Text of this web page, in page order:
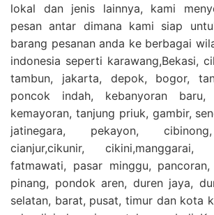
lokal dan jenis lainnya, kami
pesan antar dimana kami siap
barang pesanan anda ke berbagai
indonesia seperti karawang,Bekasi,
tambun, jakarta, depok, bogor,
poncok indah, kebanyoran baru,
kemayoran, tanjung priuk, gambir,
jatinegara, pekayon,
cianjur,cikunir,
fatmawati, pasar minggu,
pinang, pondok aren, duren jaya,
selatan, barat, pusat, timur dan kota